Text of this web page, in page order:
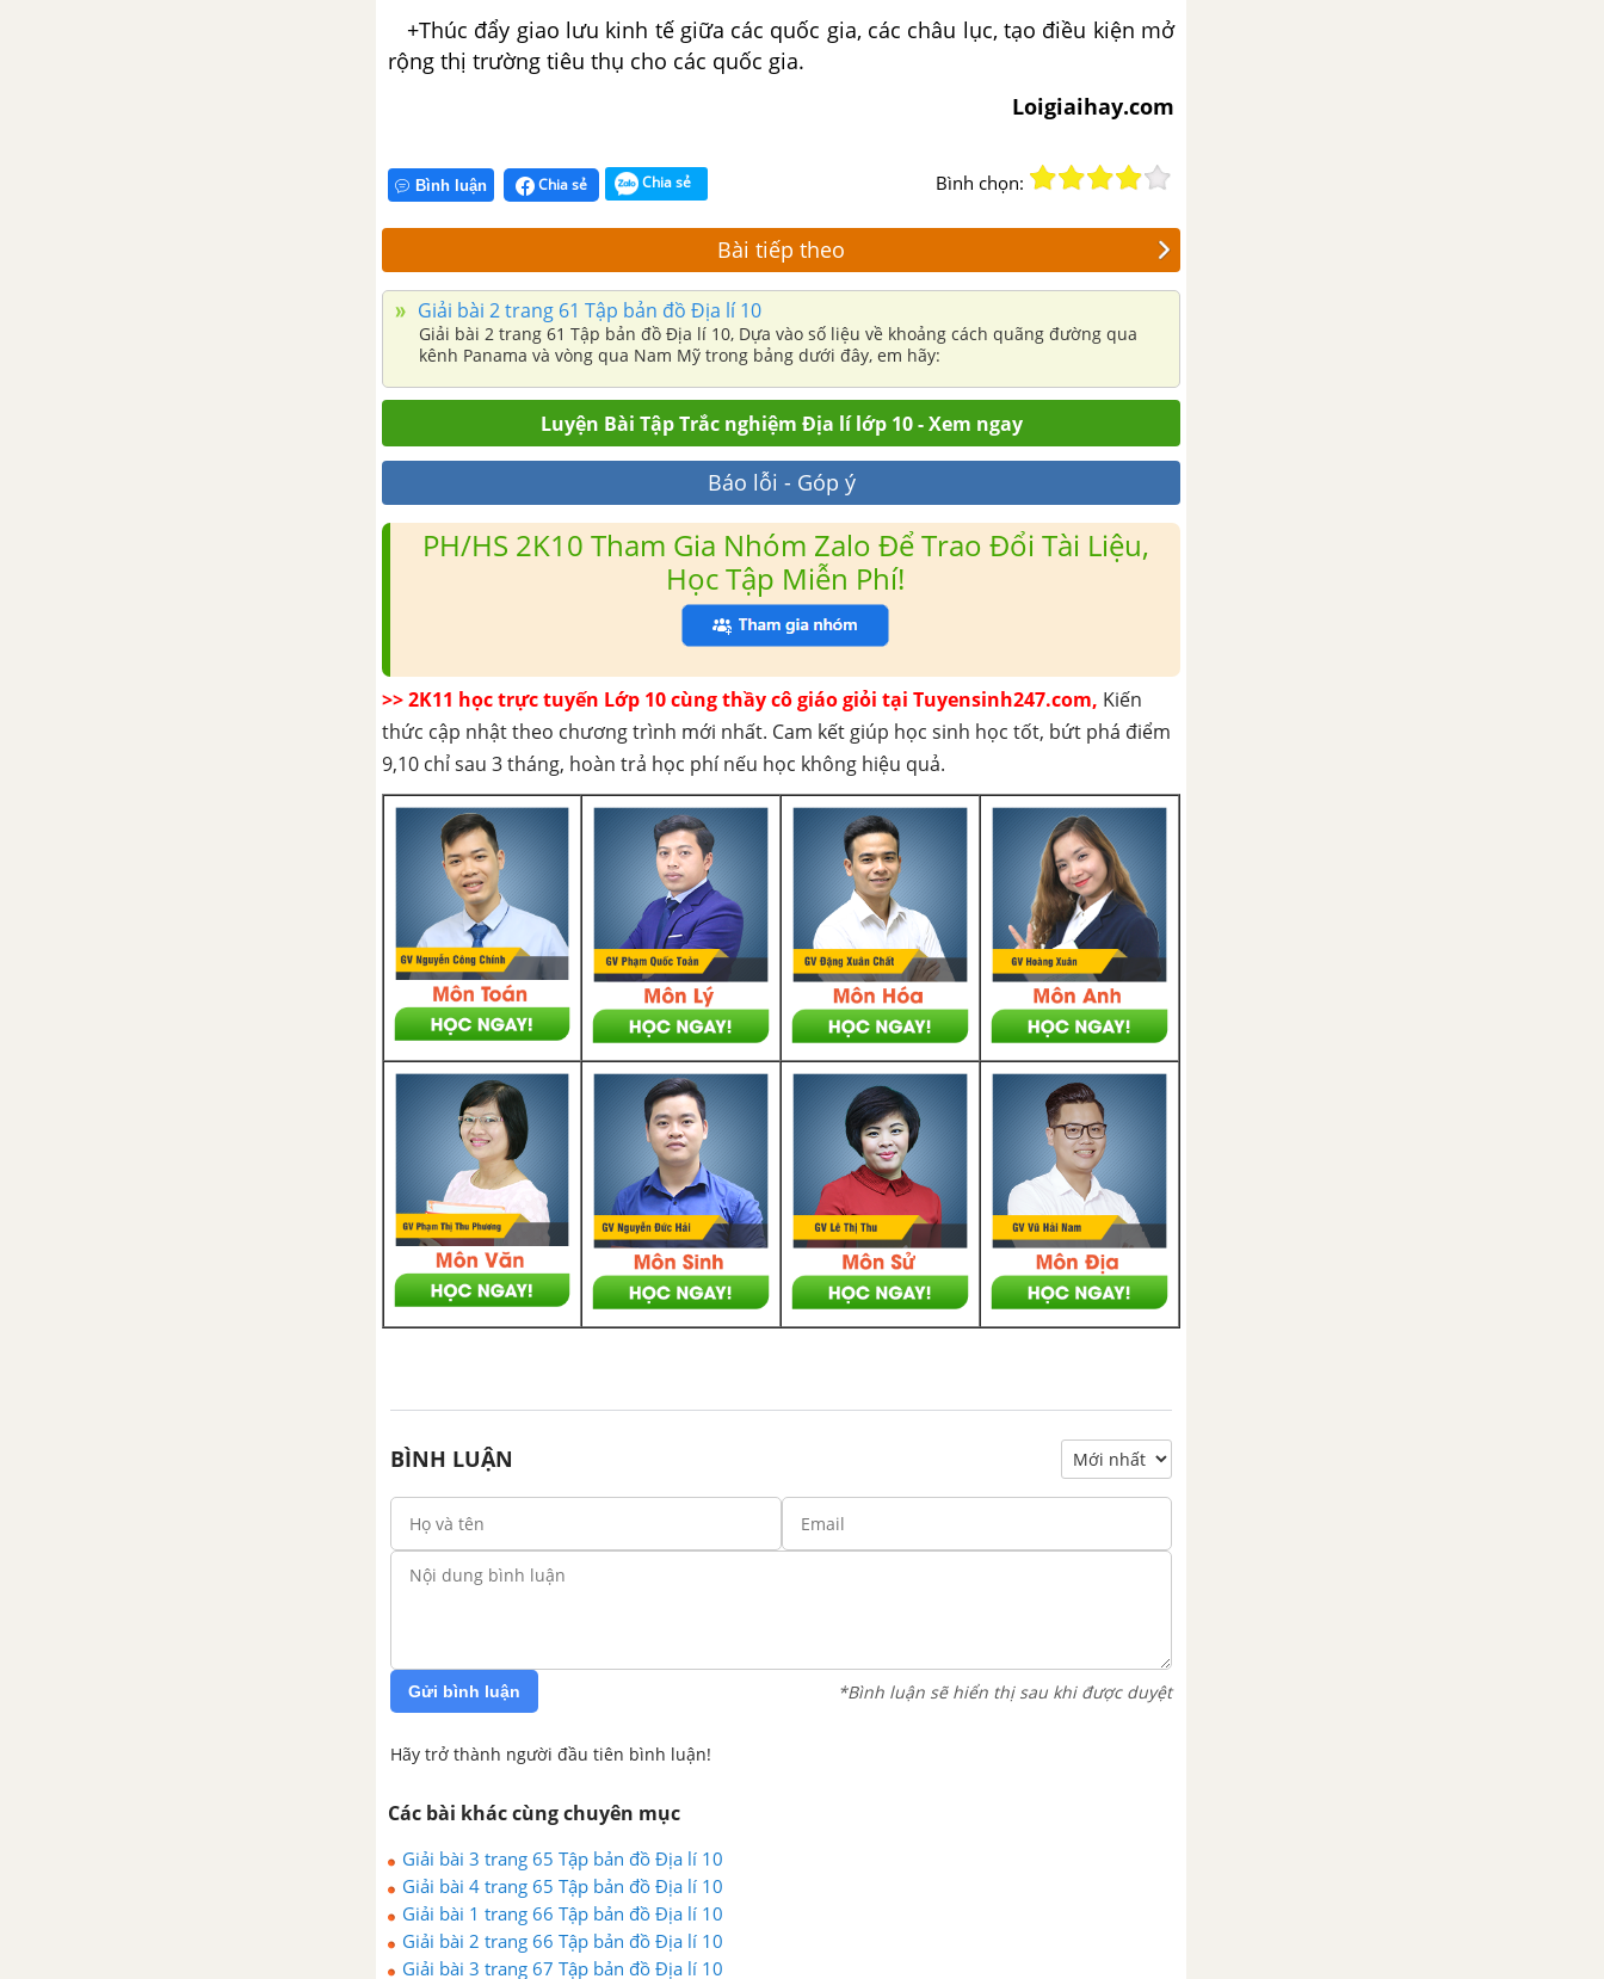
+Thúc đẩy giao lưu kinh tế giữa các quốc gia, các châu lục, tạo điều kiện mở
rộng thị trường tiêu thụ cho các quốc gia.
Loigiaihay.com
Bình luận Chia sẻ Chia sẻ Bình chọn:
Bài tiếp theo
Giải bài 2 trang 61 Tập bản đồ Địa lí 10
Giải bài 2 trang 61 Tập bản đồ Địa lí 10, Dựa vào số liệu về khoảng cách quãng đường qua
kênh Panama và vòng qua Nam Mỹ trong bảng dưới đây, em hãy:
Luyện Bài Tập Trắc nghiệm Địa lí lớp 10 - Xem ngay
Báo lỗi - Góp ý
PH/HS 2K10 Tham Gia Nhóm Zalo Để Trao Đổi Tài Liệu,
Học Tập Miễn Phí!
>> 2K11 học trực tuyến Lớp 10 cùng thầy cô giáo giỏi tại Tuyensinh247.com, Kiến
thức cập nhật theo chương trình mới nhất. Cam kết giúp học sinh học tốt, bứt phá điểm
9,10 chỉ sau 3 tháng, hoàn trả học phí nếu học không hiệu quả.
BÌNH LUẬN
Gửi bình luận *Bình luận sẽ hiển thị sau khi được duyệt
Hãy trở thành người đầu tiên bình luận!
Các bài khác cùng chuyên mục
Giải bài 3 trang 65 Tập bản đồ Địa lí 10
Giải bài 4 trang 65 Tập bản đồ Địa lí 10
Giải bài 1 trang 66 Tập bản đồ Địa lí 10
Giải bài 2 trang 66 Tập bản đồ Địa lí 10
Giải bài 3 trang 67 Tập bản đồ Địa lí 10